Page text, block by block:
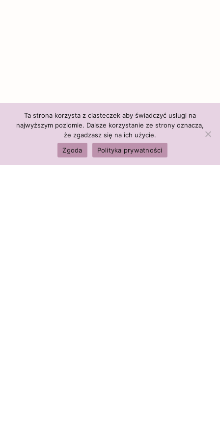
Ta strona korzysta z ciasteczek aby świadczyć usługi na
najwyższym poziomie. Dalsze korzystanie ze strony oznacza,
że zgadzasz się na ich użycie.
Zgoda
Polityka prywatności